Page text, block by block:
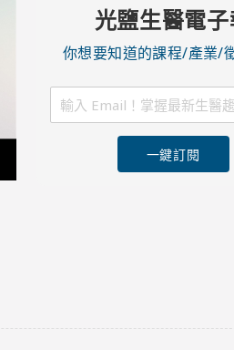
光鹽生醫電
你想要知道的課程/產業/
一鍵訂閱